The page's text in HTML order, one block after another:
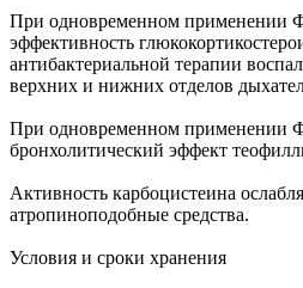
При одновременном применении
эффективность
антибактериальной терапии
верхних и нижних отделов
При одновременном применении
бронхолитический эффект
Активность карбоцистеина
атропиноподобные средства.
Условия и сроки хранения